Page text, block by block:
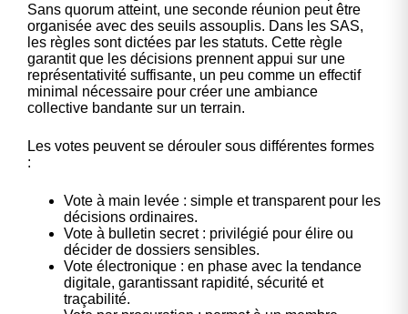
Sans quorum atteint, une seconde réunion peut être
organisée avec des seuils assouplis. Dans les SAS,
les règles sont dictées par les statuts. Cette règle
garantit que les décisions prennent appui sur une
représentativité suffisante, un peu comme un effectif
minimal nécessaire pour créer une ambiance
collective bandante sur un terrain.
Les votes peuvent se dérouler sous différentes formes
:
Vote à main levée : simple et transparent pour les
décisions ordinaires.
Vote à bulletin secret : privilégié pour élire ou
décider de dossiers sensibles.
Vote électronique : en phase avec la tendance
digitale, garantissant rapidité, sécurité et
traçabilité.